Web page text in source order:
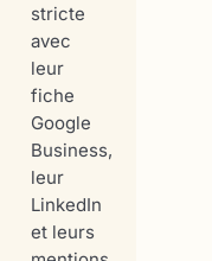
stricte
avec
leur
fiche
Google
Business,
leur
LinkedIn
et leurs